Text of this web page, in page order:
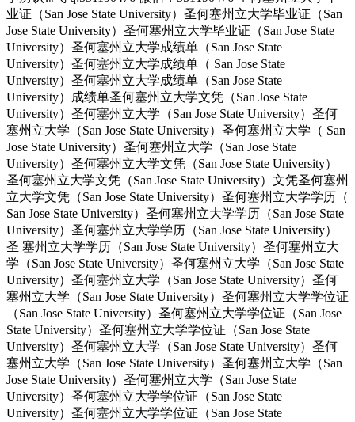
业证（San Jose State University）圣何塞州立大学毕业证（San
Jose State University）圣何塞州立大学毕业证（San Jose State
University）圣何塞州立大学成绩单（San Jose State
University）圣何塞州立大学成绩单（ San Jose State
University）圣何塞州立大学成绩单（San Jose State
University）成绩单圣何塞州立大学文凭（San Jose State
University）圣何塞州立大学（San Jose State University）圣何
塞州立大学（San Jose State University）圣何塞州立大学（ San
Jose State University）圣何塞州立大学（San Jose State
University）圣何塞州立大学文凭（San Jose State University）
圣何塞州立大学文凭（San Jose State University）文凭圣何塞州
立大学文凭（San Jose State University）圣何塞州立大学学历（
San Jose State University）圣何塞州立大学学历（San Jose State
University）圣何塞州立大学学历（San Jose State University）
圣 塞州立大学学历（San Jose State University）圣何塞州立大
学（San Jose State University）圣何塞州立大学（San Jose State
University）圣何塞州立大学（San Jose State University）圣何
塞州立大学（San Jose State University）圣何塞州立大学学位证
（San Jose State University）圣何塞州立大学学位证（San Jose
State University）圣何塞州立大学学位证（San Jose State
University）圣何塞州立大学（San Jose State University）圣何
塞州立大学（San Jose State University）圣何塞州立大学（San
Jose State University）圣何塞州立大学（San Jose State
University）圣何塞州立大学学位证（San Jose State
University）圣何塞州立大学学位证（San Jose State